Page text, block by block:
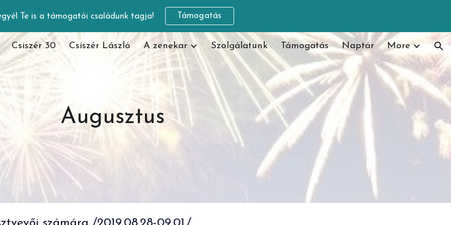
to main content Skip to navigation
Te is a támogatói családunk tagja! Támogatás
Csiszér 30 Csiszér László A zenekar Szolgálatunk Támogatás Naptár More
Augusztus